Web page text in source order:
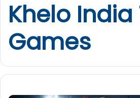
Khelo India
Games